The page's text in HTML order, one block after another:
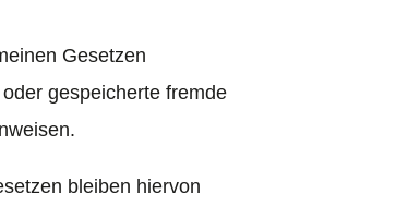
Gesetzen
gespeicherte fremde
bleiben hiervon